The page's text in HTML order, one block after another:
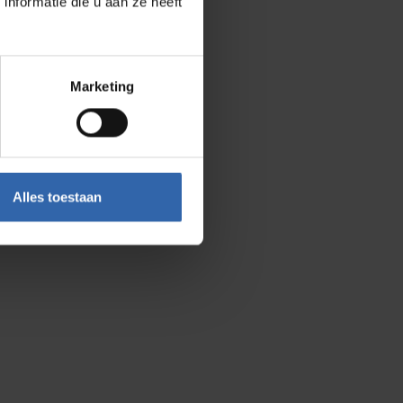
Marketing
Alles toestaan
oft ein starkes
haben es schwer.